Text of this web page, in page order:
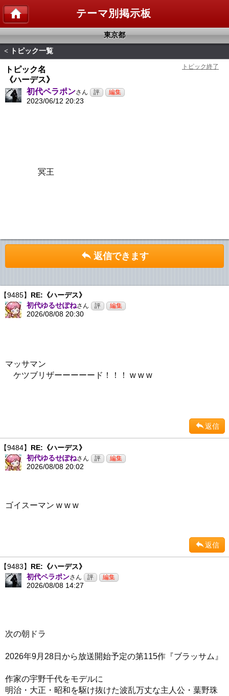
テーマ別掲示板
東京都
< トピック一覧
トピック名
《ハーデス》
初代ペラポンさん
2023/06/12 20:23
冥王
返信できます
【9485】 RE:《ハーデス》
初代ゆるせぽねさん
2026/08/08 20:30
マッサマン
ケツブリザーーーーード！！！ w w w
返信
【9484】 RE:《ハーデス》
初代ゆるせぽねさん
2026/08/08 20:02
ゴイスーマン w w w
返信
【9483】 RE:《ハーデス》
初代ペラポンさん
2026/08/08 14:27
次の朝ドラ
2026年9月28日から放送開始予定の第115作『ブラッサム』
作家の宇野千代をモデルに
明治・大正・昭和を駆け抜けた波乱万丈な主人公・葉野珠